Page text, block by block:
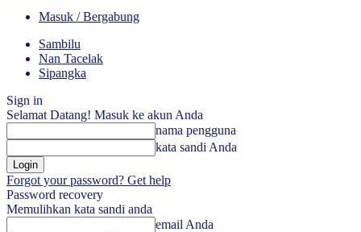
Masuk / Bergabung
Sambilu
Nan Tacelak
Sipangka
Sign in
Selamat Datang! Masuk ke akun Anda
nama pengguna
kata sandi Anda
Forgot your password? Get help
Password recovery
Memulihkan kata sandi anda
email Anda